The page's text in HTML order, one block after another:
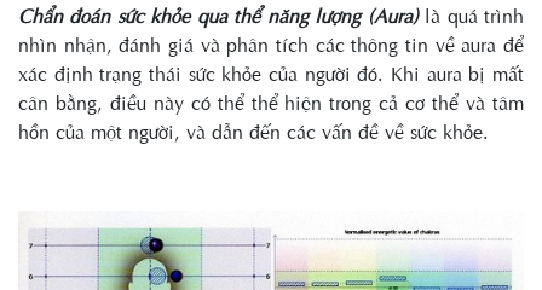
Chẩn đoán sức khỏe qua thể năng lượng (Aura)là quá trình
nhìn nhận, đánh giá và phân tích các thông tin về aura để
xác định trạng thái sức khỏe của người đó. Khi aura bị mất
cân bằng, điều này có thể thể hiện trong cả cơ thể và tâm
hồn của một người, và dẫn đến các vấn đề về sức khỏe.